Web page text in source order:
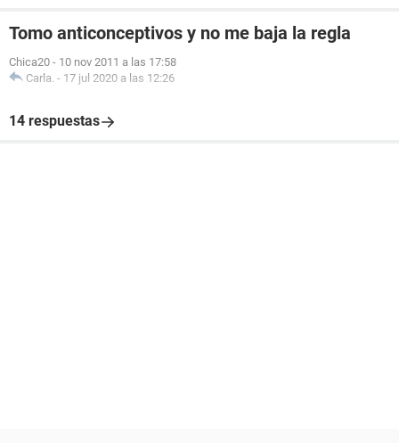
Tomo anticonceptivos y no me baja la regla
Chica20 - 10 nov 2011 a las 17:58
Carla. - 17 jul 2020 a las 12:26
14 respuestas